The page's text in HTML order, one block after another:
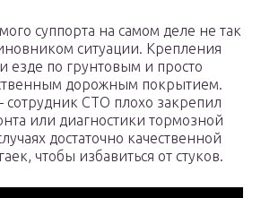
суппорта на самом деле не так
ситуации. Крепления
езде по грунтовым и просто
дорожным покрытием.
СТО плохо закрепил
или диагностики тормозной
достаточно качественной
чтобы избавиться от стуков.